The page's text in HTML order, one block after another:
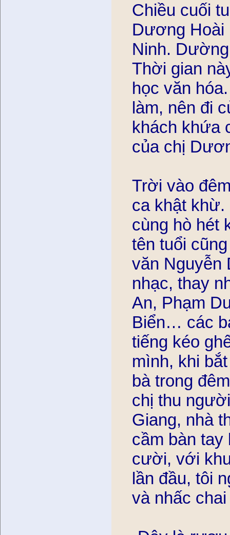
Chiều cuối
Dương Hoài
Ninh.
Thời gian
học văn
làm, nên đi
khách khứa
của chị
Trời vào
ca khật khừ.
cùng hò hét
tên tuổi
văn Nguyễn
nhạc, thay
An, Phạm
Biển… các
tiếng kéo
mình, khi
bà trong
chị thu
Giang, nhà
cầm bàn tay
cười, với
lần đầu, tôi
và nhấc